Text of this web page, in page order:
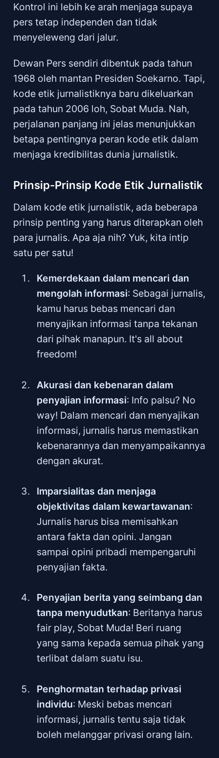
Kontrol ini lebih ke arah menjaga supaya
pers tetap independen dan tidak
menyeleweng dari jalur.
Dewan Pers sendiri dibentuk pada tahun
1968 oleh mantan Presiden Soekarno. Tapi,
kode etik jurnalistiknya baru dikeluarkan
pada tahun 2006 loh, Sobat Muda. Nah,
perjalanan panjang ini jelas menunjukkan
betapa pentingnya peran kode etik dalam
menjaga kredibilitas dunia jurnalistik.
Prinsip-Prinsip Kode Etik Jurnalistik
Dalam kode etik jurnalistik, ada beberapa
prinsip penting yang harus diterapkan oleh
para jurnalis. Apa aja nih? Yuk, kita intip
satu per satu!
Kemerdekaan dalam mencari dan
mengolah informasi: Sebagai jurnalis,
kamu harus bebas mencari dan
menyajikan informasi tanpa tekanan
dari pihak manapun. It's all about
freedom!
Akurasi dan kebenaran dalam
penyajian informasi: Info palsu? No
way! Dalam mencari dan menyajikan
informasi, jurnalis harus memastikan
kebenarannya dan menyampaikannya
dengan akurat.
Imparsialitas dan menjaga
objektivitas dalam kewartawanan:
Jurnalis harus bisa memisahkan
antara fakta dan opini. Jangan
sampai opini pribadi mempengaruhi
penyajian fakta.
Penyajian berita yang seimbang dan
tanpa menyudutkan: Beritanya harus
fair play, Sobat Muda! Beri ruang
yang sama kepada semua pihak yang
terlibat dalam suatu isu.
Penghormatan terhadap privasi
individu: Meski bebas mencari
informasi, jurnalis tentu saja tidak
boleh melanggar privasi orang lain.